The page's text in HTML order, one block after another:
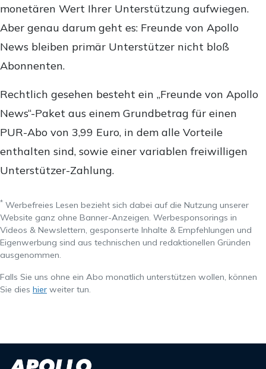
monetären Wert Ihrer Unterstützung aufwiegen.
Aber genau darum geht es: Freunde von Apollo
News bleiben primär Unterstützer nicht bloß
Abonnenten.
Rechtlich gesehen besteht ein „Freunde von Apollo
News“-Paket aus einem Grundbetrag für einen
PUR-Abo von 3,99 Euro, in dem alle Vorteile
enthalten sind, sowie einer variablen freiwilligen
Unterstützer-Zahlung.
* Werbefreies Lesen bezieht sich dabei auf die Nutzung unserer
Website ganz ohne Banner-Anzeigen. Werbesponsorings in
Videos & Newslettern, gesponserte Inhalte & Empfehlungen und
Eigenwerbung sind aus technischen und redaktionellen Gründen
ausgenommen.
Falls Sie uns ohne ein Abo monatlich unterstützen wollen, können
Sie dies hier weiter tun.